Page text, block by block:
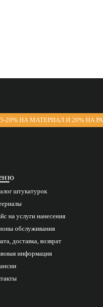
НА МАТЕРИАЛ И 20% НА
штукатурок
на услуги нанесения
обслуживания
доставка, возврат
информация